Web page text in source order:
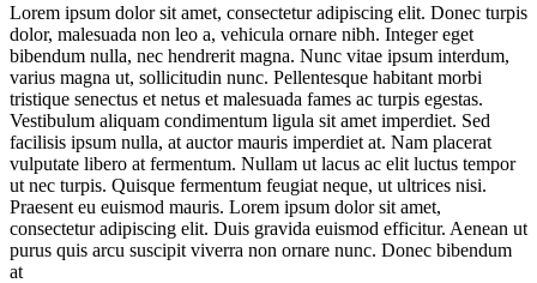
Lorem ipsum dolor sit amet, consectetur adipiscing elit. Donec turpis
dolor, malesuada non leo a, vehicula ornare nibh. Integer eget
bibendum nulla, nec hendrerit magna. Nunc vitae ipsum interdum,
varius magna ut, sollicitudin nunc. Pellentesque habitant morbi
tristique senectus et netus et malesuada fames ac turpis egestas.
Vestibulum aliquam condimentum ligula sit amet imperdiet. Sed
facilisis ipsum nulla, at auctor mauris imperdiet at. Nam placerat
vulputate libero at fermentum. Nullam ut lacus ac elit luctus tempor
ut nec turpis. Quisque fermentum feugiat neque, ut ultrices nisi.
Praesent eu euismod mauris. Lorem ipsum dolor sit amet,
consectetur adipiscing elit. Duis gravida euismod efficitur. Aenean ut
purus quis arcu suscipit viverra non ornare nunc. Donec bibendum
at